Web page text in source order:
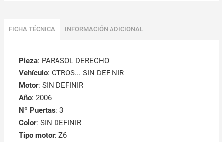
FICHA TÉCNICA INFORMACIÓN ADICIONAL
Pieza: PARASOL DERECHO
Vehículo: OTROS... SIN DEFINIR
Motor: SIN DEFINIR
Año: 2006
Nº Puertas: 3
Color: SIN DEFINIR
Tipo motor: Z6